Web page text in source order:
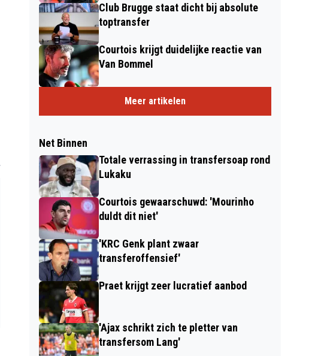
Club Brugge staat dicht bij absolute
toptransfer
Courtois krijgt duidelijke reactie van
Van Bommel
Meer artikelen
Net Binnen
Totale verrassing in transfersoap rond
Lukaku
Courtois gewaarschuwd: 'Mourinho
duldt dit niet'
'KRC Genk plant zwaar
transferoffensief'
Praet krijgt zeer lucratief aanbod
'Ajax schrikt zich te pletter van
transfersom Lang'